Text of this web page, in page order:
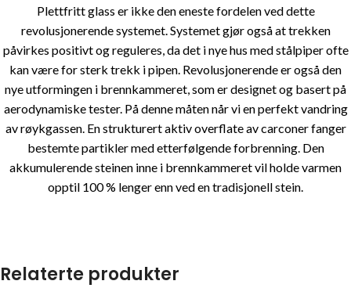
Plettfritt glass er ikke den eneste fordelen ved dette
revolusjonerende systemet. Systemet gjør også at trekken
påvirkes positivt og reguleres, da det i nye hus med stålpiper ofte
kan være for sterk trekk i pipen. Revolusjonerende er også den
nye utformingen i brennkammeret, som er designet og basert på
aerodynamiske tester. På denne måten når vi en perfekt vandring
av røykgassen. En strukturert aktiv overflate av carconer fanger
bestemte partikler med etterfølgende forbrenning. Den
akkumulerende steinen inne i brennkammeret vil holde varmen
opptil 100 % lenger enn ved en tradisjonell stein.
Relaterte produkter